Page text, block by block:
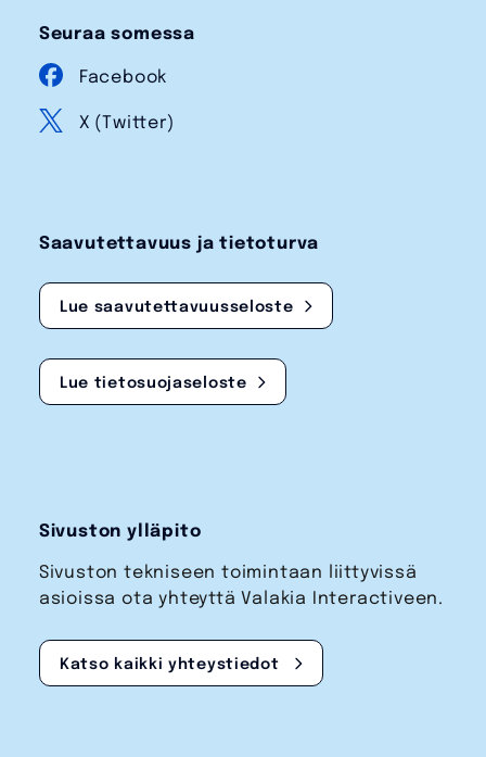
Seuraa somessa
Facebook
X (Twitter)
Saavutettavuus ja tietoturva
Lue saavutettavuusseloste
Lue tietosuojaseloste
Sivuston ylläpito
Sivuston tekniseen toimintaan liittyvissä
asioissa ota yhteyttä Valakia Interactiveen.
Katso kaikki yhteystiedot